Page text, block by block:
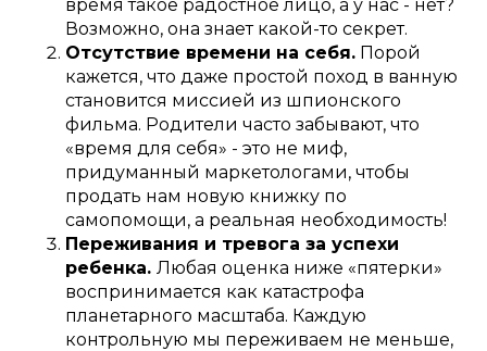
время такое радостное лицо, а у нас - нет?
Возможно, она знает какой-то секрет.
Отсутствие времени на себя. Порой
кажется, что даже простой поход в ванную
становится миссией из шпионского
фильма. Родители часто забывают, что
«время для себя» - это не миф,
придуманный маркетологами, чтобы
продать нам новую книжку по
самопомощи, а реальная необходимость!
Переживания и тревога за успехи
ребенка. Любая оценка ниже «пятерки»
воспринимается как катастрофа
планетарного масштаба. Каждую
контрольную мы переживаем не меньше,